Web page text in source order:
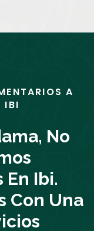
A
IBI
No
Ibi.
Con Una